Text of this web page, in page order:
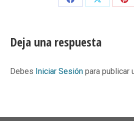
Share
Share
Deja una respuesta
Debes Iniciar Sesión para publicar